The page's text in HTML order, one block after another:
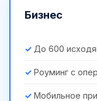
Бизнес
До 600
Роуминг с
Мобильное